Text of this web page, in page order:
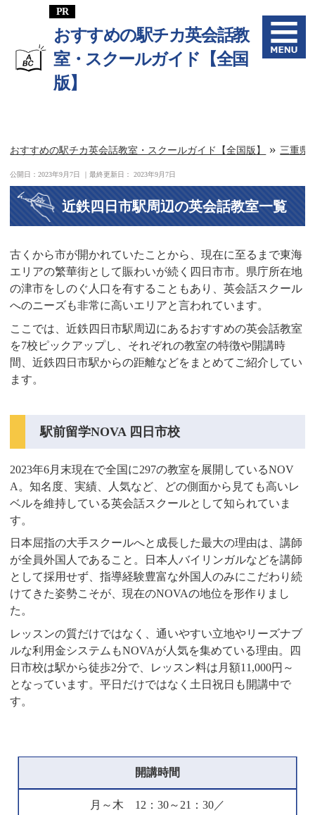
おすすめの駅チカ英会話教
室・スクールガイド【全国
版】
おすすめの駅チカ英会話教室・スクールガイド【全国版】 » 三重県
公開日：2023年9月7日 ｜最終更新日：2023年9月7日
近鉄四日市駅周辺の英会話教室一覧
古くから市が開かれていたことから、現在に至るまで東海
エリアの繁華街として賑わいが続く四日市市。県庁所在地
の津市をしのぐ人口を有することもあり、英会話スクール
へのニーズも非常に高いエリアと言われています。
ここでは、近鉄四日市駅周辺にあるおすすめの英会話教室
を7校ピックアップし、それぞれの教室の特徴や開講時
間、近鉄四日市駅からの距離などをまとめてご紹介してい
ます。
駅前留学NOVA 四日市校
2023年6月末現在で全国に297の教室を展開しているNOV
A。知名度、実績、人気など、どの側面から見ても高いレ
ベルを維持している英会話スクールとして知られていま
す。
日本屈指の大手スクールへと成長した最大の理由は、講師
が全員外国人であること。日本人バイリンガルなどを講師
として採用せず、指導経験豊富な外国人のみにこだわり続
けてきた姿勢こそが、現在のNOVAの地位を形作りまし
た。
レッスンの質だけではなく、通いやすい立地やリーズナブ
ルな利用金システムもNOVAが人気を集めている理由。四
日市校は駅から徒歩2分で、レッスン料は月額11,000円～
となっています。平日だけではなく土日祝日も開講中で
す。
開講時間
月～木 12：30～21：30／